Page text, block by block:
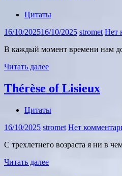
Цитаты
16/10/202516/10/2025 stromet Нет
В каждый момент времени нам
Читать далее
Thérèse of Lisieux
Цитаты
16/10/2025 stromet Нет
С трехлетнего возраста я ни в
Читать далее